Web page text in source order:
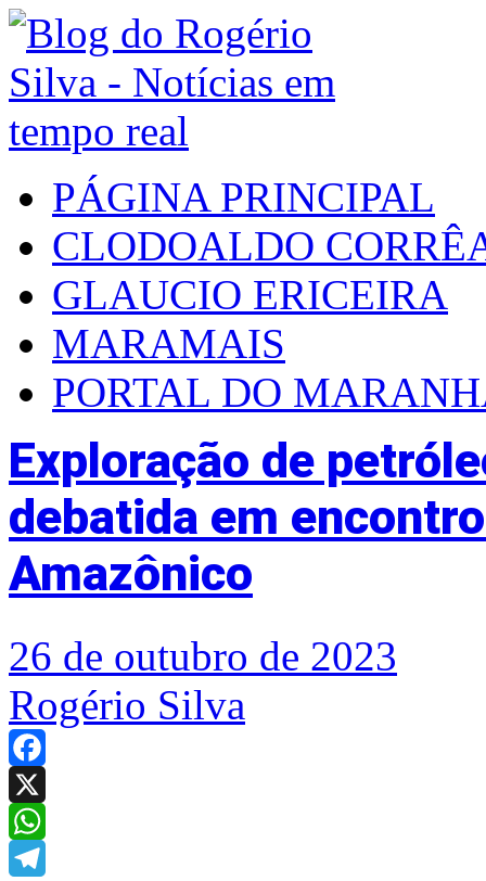
PÁGINA PRINCIPAL
CLODOALDO
GLAUCIO ERICEIRA
MARAMAIS
PORTAL DO
Exploração de
debatida em
Amazônico
26 de outubro de 2023
Rogério Silva
Facebook
X
WhatsApp